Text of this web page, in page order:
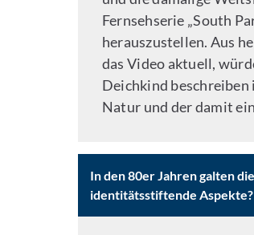
Fernsehserie „South
herauszustellen. Aus
das Video aktuell,
Deichkind
Natur und der damit
In den 80er Jahren galten
identitätsstiftende Aspekte?